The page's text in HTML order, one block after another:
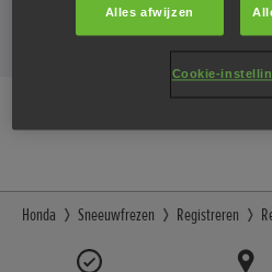
Honda Sneeuwfrezen Registreren
Alles afwijzen
Cookie-